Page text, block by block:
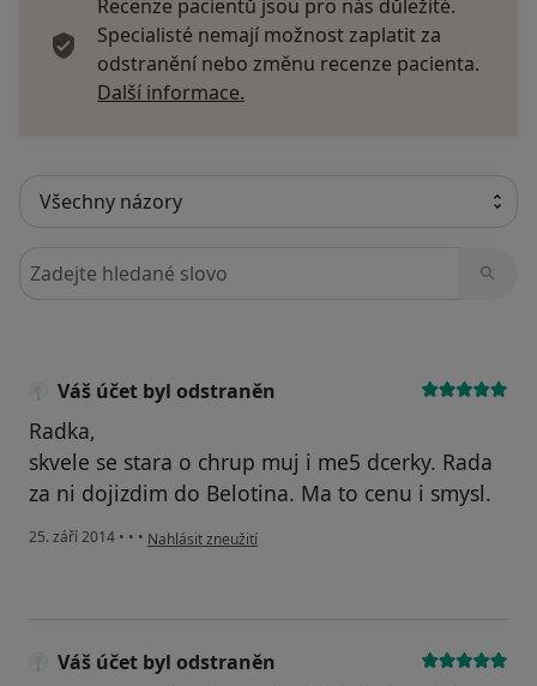
Recenze pacientů jsou pro nás důležité.
Specialisté nemají možnost zaplatit za
odstranění nebo změnu recenze pacienta.
Další informace.
Hledejte v názorech
Váš účet byl odstraněn
Radka,
skvele se stara o chrup muj i me5 dcerky. Rada
za ni dojizdim do Belotina. Ma to cenu i smysl.
25. září 2014 • • • podle názoru uživatele Váš účet byl odstraněn
Nahlásit zneužití
Váš účet byl odstraněn